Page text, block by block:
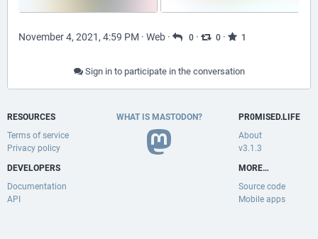
November 4, 2021, 4:59 PM · Web · 0 · 0 · 1
Sign in to participate in the conversation
RESOURCES
Terms of service
Privacy policy
DEVELOPERS
Documentation
API
WHAT IS MASTODON?
PR0MISED.LIFE
About
v3.1.3
MORE…
Source code
Mobile apps